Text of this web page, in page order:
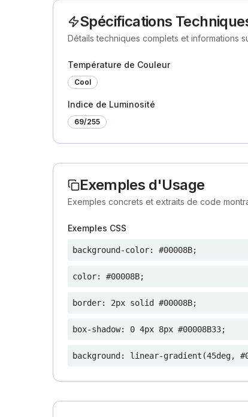
Spécifications
Détails techniques complets et informations
Température de Couleur
Cool
Indice de Luminosité
69/255
Exemples d'Usage
Exemples concrets et extraits de code
Exemples CSS
background-color: #00008B;
color: #00008B;
border: 2px solid #00008B;
box-shadow: 0 4px 8px #00008B33;
background: linear-gradient(45deg,